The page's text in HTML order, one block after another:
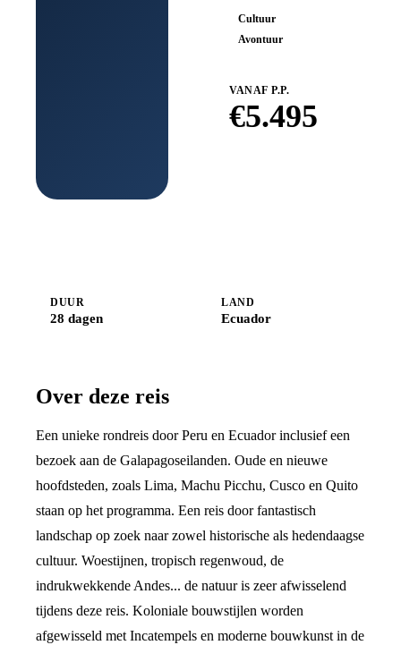
Cultuur
Avontuur
VANAF P.P.
€5.495
DUUR
28 dagen
LAND
Ecuador
Over deze reis
Een unieke rondreis door Peru en Ecuador inclusief een
bezoek aan de Galapagoseilanden. Oude en nieuwe
hoofdsteden, zoals Lima, Machu Picchu, Cusco en Quito
staan op het programma. Een reis door fantastisch
landschap op zoek naar zowel historische als hedendaagse
cultuur. Woestijnen, tropisch regenwoud, de
indrukwekkende Andes... de natuur is zeer afwisselend
tijdens deze reis. Koloniale bouwstijlen worden
afgewisseld met Incatempels en moderne bouwkunst in de